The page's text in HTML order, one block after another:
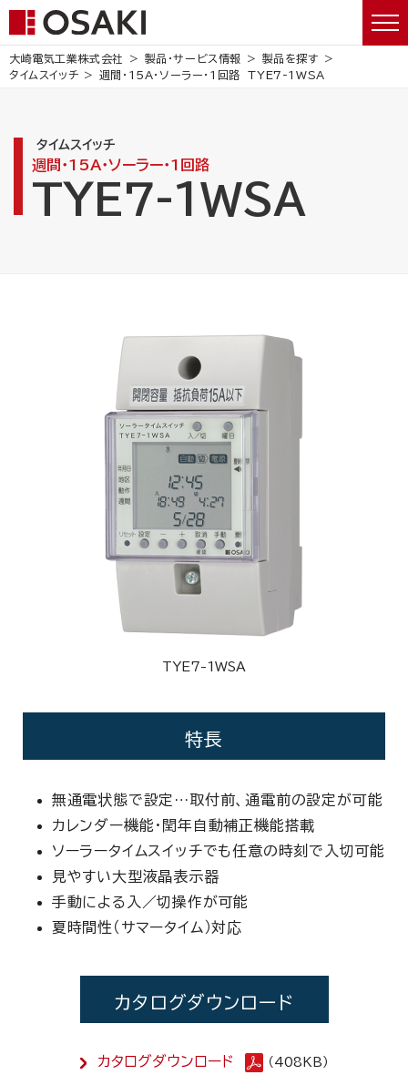
大崎電気工業株式会社 製品・サービス情報
製品を探す
タイムスイッチ
週間・15A・ソーラー・1回路TYE7-1WSA
週間・15A・ソーラー・1回路
TYE7-1WSA
タイムスイッチ
TYE7-1WSA
特長
無通電状態で設定…取付前、通電前の設定が可能
カレンダー機能・閏年自動補正機能搭載
ソーラータイムスイッチでも任意の時刻で入切可能
見やすい大型液晶表示器
手動による入／切操作が可能
夏時間性（サマータイム）対応
カタログダウンロード
カタログダウンロード （408KB）